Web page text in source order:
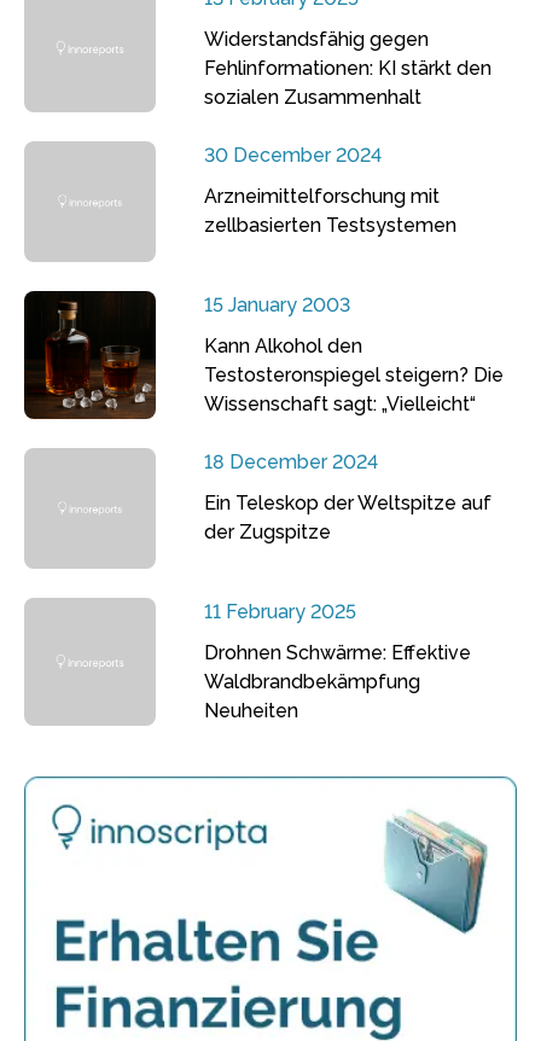
Widerstandsfähig gegen
Fehlinformationen: KI stärkt den
sozialen Zusammenhalt
30 December 2024
Arzneimittelforschung mit
zellbasierten Testsystemen
15 January 2003
Kann Alkohol den
Testosteronspiegel steigern? Die
Wissenschaft sagt: „Vielleicht“
18 December 2024
Ein Teleskop der Weltspitze auf
der Zugspitze
11 February 2025
Drohnen Schwärme: Effektive
Waldbrandbekämpfung
Neuheiten